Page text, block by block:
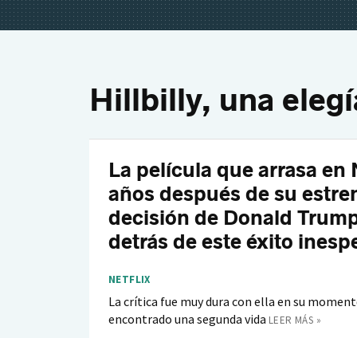
Hillbilly, una
La película que arrasa en
años después de su
decisión de Donald
detrás de este éxito
NETFLIX
La crítica fue muy dura con ella en su
encontrado una segunda vida LEER MÁS »